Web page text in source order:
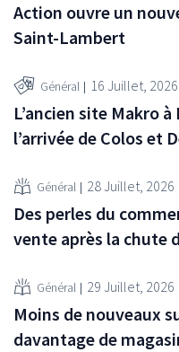
Action ouvre un
Saint-Lambert
Général 16 Juillet, 2026
L’ancien site Makro
l’arrivée de Colos et
Général 28 Juillet, 2026
Des perles du
vente après la chute
Général 29 Juillet, 2026
Moins de nouveaux
davantage de